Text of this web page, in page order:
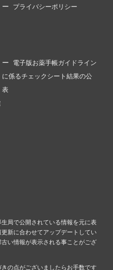
プライバシーポリシー
電子版お薬手帳ガイドライン
に係るチェックシート結果の公
表
局で公開されている情報を元に表
新に合わせてアップデートしてい
い情報が表示される事ことがござ
の点がございましたらお手数です